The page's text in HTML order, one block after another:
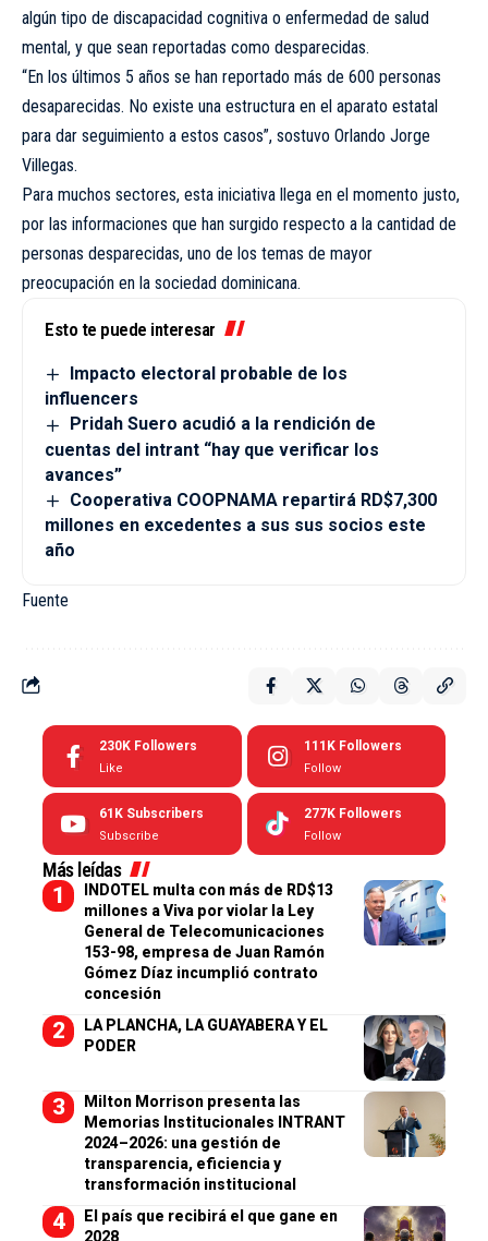
algún tipo de discapacidad cognitiva o enfermedad de salud
mental, y que sean reportadas como desparecidas.
“En los últimos 5 años se han reportado más de 600 personas
desaparecidas. No existe una estructura en el aparato estatal
para dar seguimiento a estos casos”, sostuvo Orlando Jorge
Villegas.
Para muchos sectores, esta iniciativa llega en el momento justo,
por las informaciones que han surgido respecto a la cantidad de
personas desparecidas, uno de los temas de mayor
preocupación en la sociedad dominicana.
Esto te puede interesar
Impacto electoral probable de los
influencers
Pridah Suero acudió a la rendición de
cuentas del intrant “hay que verificar los
avances”
Cooperativa COOPNAMA repartirá RD$7,300
millones en excedentes a sus sus socios este
año
Fuente
230K Followers
Like
111K Followers
Follow
61K Subscribers
Subscribe
277K Followers
Follow
Más leídas
INDOTEL multa con más de RD$13
millones a Viva por violar la Ley
General de Telecomunicaciones
153-98, empresa de Juan Ramón
Gómez Díaz incumplió contrato
concesión
LA PLANCHA, LA GUAYABERA Y EL
PODER
Milton Morrison presenta las
Memorias Institucionales INTRANT
2024–2026: una gestión de
transparencia, eficiencia y
transformación institucional
El país que recibirá el que gane en
2028